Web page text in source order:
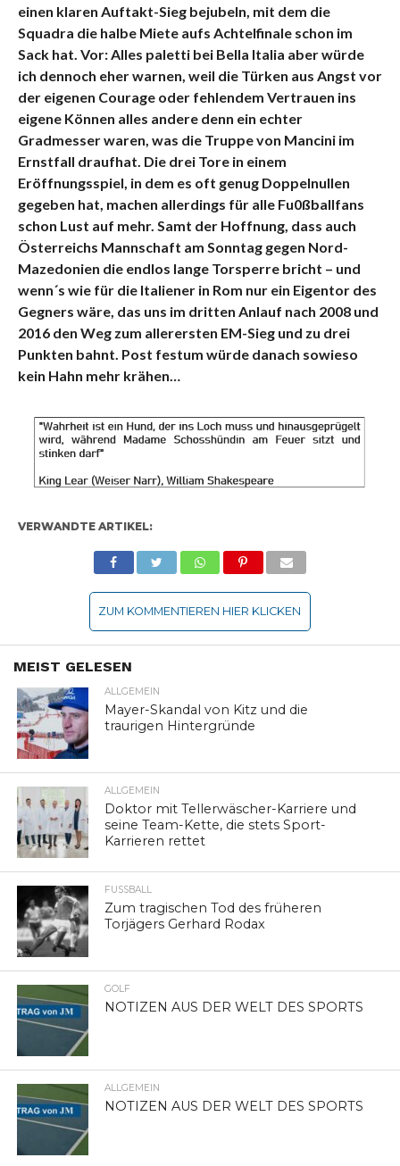
einen klaren Auftakt-Sieg bejubeln, mit dem die
Squadra die halbe Miete aufs Achtelfinale schon im
Sack hat. Vor: Alles paletti bei Bella Italia aber würde
ich dennoch eher warnen, weil die Türken aus Angst vor
der eigenen Courage oder fehlendem Vertrauen ins
eigene Können alles andere denn ein echter
Gradmesser waren, was die Truppe von Mancini im
Ernstfall draufhat. Die drei Tore in einem
Eröffnungsspiel, in dem es oft genug Doppelnullen
gegeben hat, machen allerdings für alle Fu0ßballfans
schon Lust auf mehr. Samt der Hoffnung, dass auch
Österreichs Mannschaft am Sonntag gegen Nord-
Mazedonien die endlos lange Torsperre bricht – und
wenn´s wie für die Italiener in Rom nur ein Eigentor des
Gegners wäre, das uns im dritten Anlauf nach 2008 und
2016 den Weg zum allerersten EM-Sieg und zu drei
Punkten bahnt. Post festum würde danach sowieso
kein Hahn mehr krähen…
VERWANDTE ARTIKEL:
ZUM KOMMENTIEREN HIER KLICKEN
MEIST GELESEN
ALLGEMEIN
Mayer-Skandal von Kitz und die
traurigen Hintergründe
ALLGEMEIN
Doktor mit Tellerwäscher-Karriere und
seine Team-Kette, die stets Sport-
Karrieren rettet
FUSSBALL
Zum tragischen Tod des früheren
Torjägers Gerhard Rodax
GOLF
NOTIZEN AUS DER WELT DES SPORTS
ALLGEMEIN
NOTIZEN AUS DER WELT DES SPORTS